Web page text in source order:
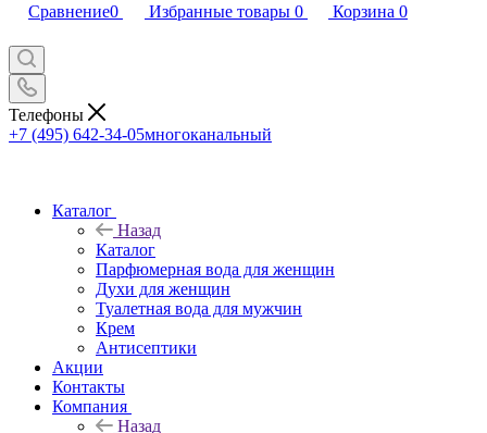
Сравнение0 Избранные товары 0 Корзина 0
Телефоны
+7 (495) 642-34-05многоканальный
Каталог
Назад
Каталог
Парфюмерная вода для женщин
Духи для женщин
Туалетная вода для мужчин
Крем
Антисептики
Акции
Контакты
Компания
Назад